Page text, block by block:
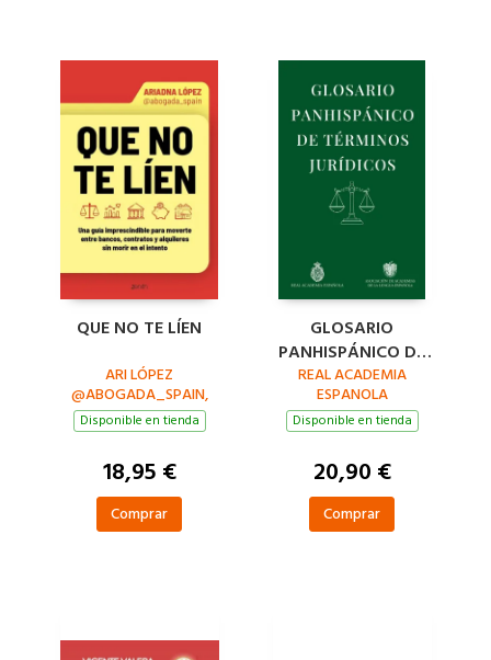
QUE NO TE LÍEN
ARI LÓPEZ
@ABOGADA_SPAIN,
Disponible en tienda
18,95 €
Comprar
GLOSARIO
PANHISPÁNICO DE
TÉRMINOS JURÍDICOS
REAL ACADEMIA
ESPANOLA
Disponible en tienda
20,90 €
Comprar